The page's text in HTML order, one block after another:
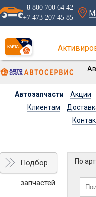
8 800 700 64 42
+7 473 207 45 85
Автозапчасти Акции
Клиентам
Подбор
запчастей
По